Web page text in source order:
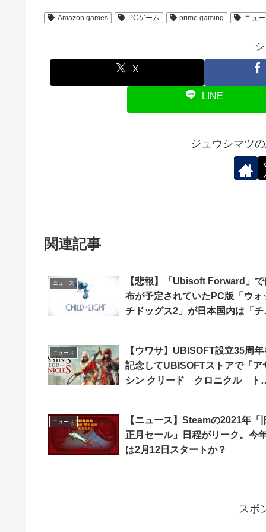
Amazon games PCゲーム prime gaming ニュ
X
LINE
ジュウシマツ
関連記事
ニュース
【悲報】「Ubisoft Forward」で
布が予定されていたPC版「ウォ
チドッグス2」が日本国内は「チ
ニュース
【ウワサ】UBISOFT設立35周年
記念してUBISOFTストアで「ア
シン クリード クロニクル ト
ニュース
【ニュース】Steamの2021年「
正月セール」日程がリーク。今
は2月12日スタートか？
スポ